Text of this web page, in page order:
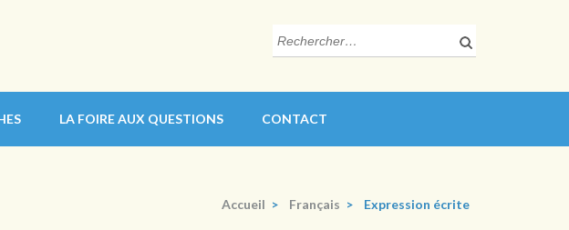
Rechercher :
LA FOIRE AUX QUESTIONS CONTACT
Accueil > Français > Expression écrite